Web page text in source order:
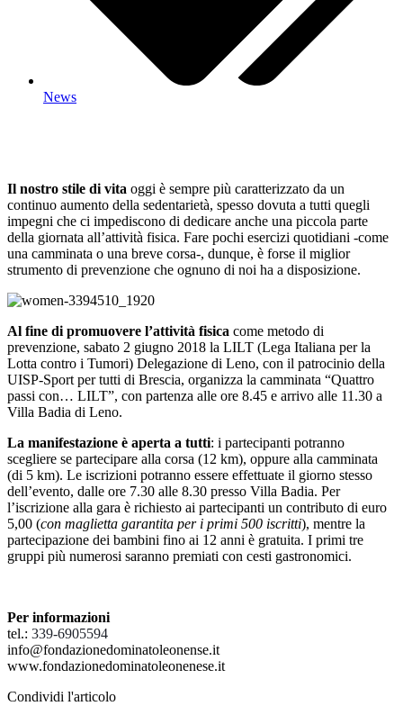
News
Il nostro stile di vita oggi è sempre più caratterizzato da un
continuo aumento della sedentarietà, spesso dovuta a tutti quegli
impegni che ci impediscono di dedicare anche una piccola parte
della giornata all’attività fisica. Fare pochi esercizi quotidiani -come
una camminata o una breve corsa-, dunque, è forse il miglior
strumento di prevenzione che ognuno di noi ha a disposizione.
Al fine di promuovere l’attività fisica come metodo di
prevenzione, sabato 2 giugno 2018 la LILT (Lega Italiana per la
Lotta contro i Tumori) Delegazione di Leno, con il patrocinio della
UISP-Sport per tutti di Brescia, organizza la camminata “Quattro
passi con… LILT”, con partenza alle ore 8.45 e arrivo alle 11.30 a
Villa Badia di Leno.
La manifestazione è aperta a tutti: i partecipanti potranno
scegliere se partecipare alla corsa (12 km), oppure alla camminata
(di 5 km). Le iscrizioni potranno essere effettuate il giorno stesso
dell’evento, dalle ore 7.30 alle 8.30 presso Villa Badia. Per
l’iscrizione alla gara è richiesto ai partecipanti un contributo di euro
5,00 (con maglietta garantita per i primi 500 iscritti), mentre la
partecipazione dei bambini fino ai 12 anni è gratuita. I primi tre
gruppi più numerosi saranno premiati con cesti gastronomici.
Per informazioni
tel.: 339-6905594
info@fondazionedominatoleonense.it
www.fondazionedominatoleonenese.it
Condividi l'articolo